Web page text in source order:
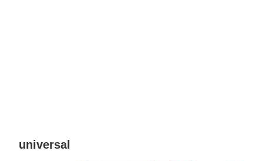
universal